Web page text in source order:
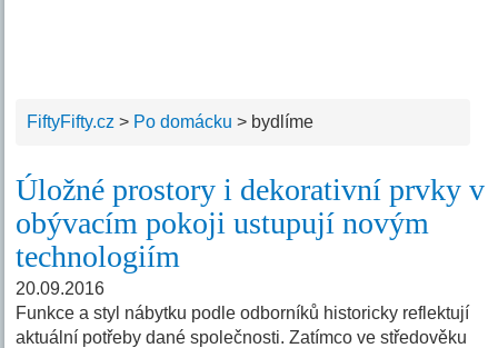
FiftyFifty.cz > Po domácku > bydlíme
Úložné prostory i dekorativní prvky v
obývacím pokoji ustupují novým
technologiím
20.09.2016
Funkce a styl nábytku podle odborníků historicky reflektují
aktuální potřeby dané společnosti. Zatímco ve středověku